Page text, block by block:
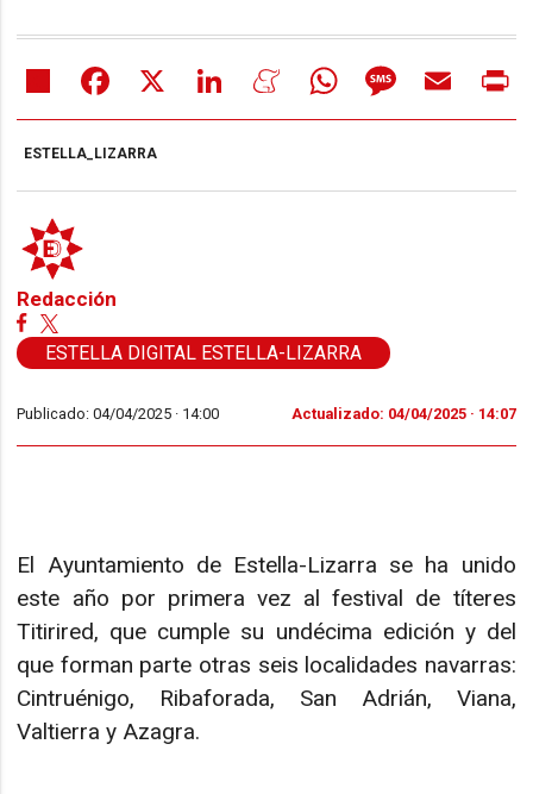
Share Facebook LinkedIn MeneameWhatsAppMessageEmail
ESTELLA_LIZARRA
Redacción
ESTELLA DIGITAL ESTELLA-LIZARRA
Publicado: 04/04/2025 · 14:00 Actualizado: 04/04/2025 · 14:07
El Ayuntamiento de Estella-Lizarra se ha unido
este año por primera vez al festival de títeres
Titirired, que cumple su undécima edición y del
que forman parte otras seis localidades navarras:
Cintruénigo, Ribaforada, San Adrián, Viana,
Valtierra y Azagra.